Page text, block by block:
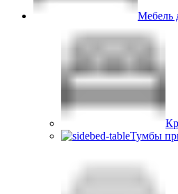
Мебель
Тумбы